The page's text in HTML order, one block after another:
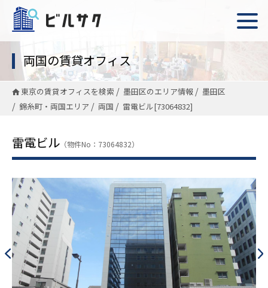
両国の賃貸オフィス
東京の賃貸オフィスを検索 墨田区のエリア情報
墨田区
錦糸町・両国エリア
両国 雷電ビル[73064832]
雷電ビル （物件No：73064832）